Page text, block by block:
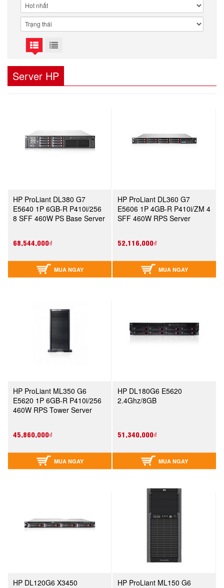
Server HP
HP ProLiant DL380 G7
E5640 1P 6GB-R P410i/256
8 SFF 460W PS Base Server
68,544,000₫
MUA NGAY
HP ProLiant DL360 G7
E5606 1P 4GB-R P410i/ZM 4
SFF 460W RPS Server
52,116,000₫
MUA NGAY
HP ProLiant ML350 G6
E5620 1P 6GB-R P410i/256
460W RPS Tower Server
45,860,000₫
MUA NGAY
HP DL180G6 E5620
2.4Ghz/8GB
51,340,000₫
MUA NGAY
HP DL120G6 X3450
HP ProLiant ML150 G6